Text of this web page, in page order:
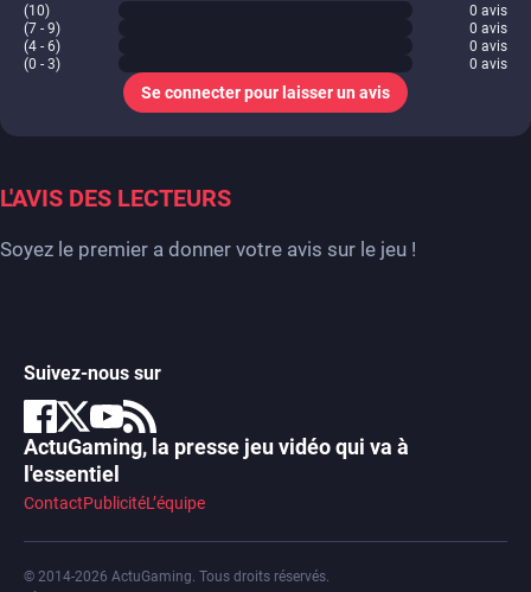
(10) 0 avis
(7 - 9)
0 avis
(4 - 6)
0 avis
(0 - 3)
0 avis
Se connecter pour laisser un avis
L'AVIS DES LECTEURS
Soyez le premier a donner votre avis sur le jeu !
Suivez-nous sur
ActuGaming, la presse jeu vidéo qui va à
l'essentiel
ContactPublicitéL’équipe
© 2014-2026 ActuGaming. Tous droits réservés.